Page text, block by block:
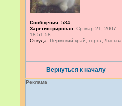
Сообщения: 584
Зарегистрирован: Ср мар 21, 2007
18:51:58
Откуда: Пермский край, город Лысьва
Вернуться к началу
Реклама